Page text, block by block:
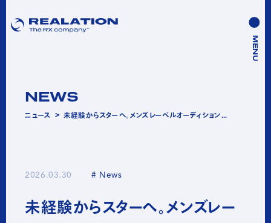
MENU
NEWS
ニュース ＞ 未経験からスターへ。メンズレーベルオーディション開催決定！
2026.03.30 # News
未経験からスターへ。メンズレー